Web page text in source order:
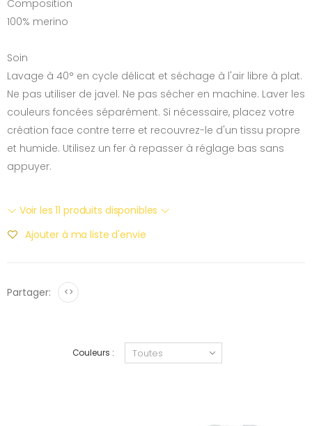
Composition
100% merino
Soin
Lavage à 40° en cycle délicat et séchage à l'air libre à plat.
Ne pas utiliser de javel. Ne pas sécher en machine. Laver les
couleurs foncées séparément. Si nécessaire, placez votre
création face contre terre et recouvrez-le d'un tissu propre
et humide. Utilisez un fer à repasser à réglage bas sans
appuyer.
Voir les 11 produits disponibles
Ajouter à ma liste d'envie
Partager: <>
Couleurs :